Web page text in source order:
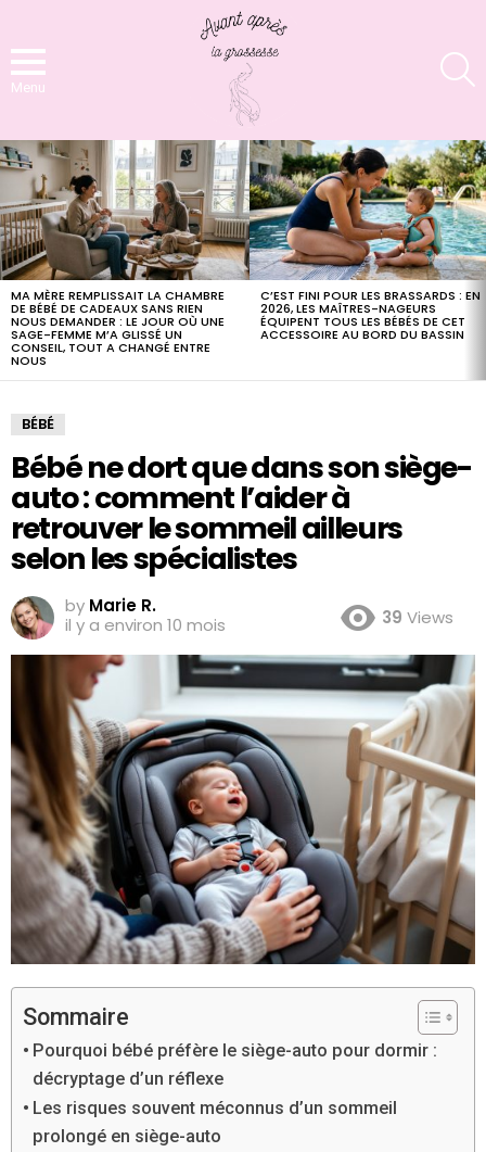
Menu
LATEST
STORIES
MA MÈRE REMPLISSAIT LA CHAMBRE
DE BÉBÉ DE CADEAUX SANS RIEN
NOUS DEMANDER : LE JOUR OÙ UNE
SAGE-FEMME M’A GLISSÉ UN
CONSEIL, TOUT A CHANGÉ ENTRE
NOUS
C’EST FINI POUR LES BRASSARDS : EN
2026, LES MAÎTRES-NAGEURS
ÉQUIPENT TOUS LES BÉBÉS DE CET
ACCESSOIRE AU BORD DU BASSIN
BÉBÉ
Bébé ne dort que dans son siège-
auto : comment l’aider à
retrouver le sommeil ailleurs
selon les spécialistes
by Marie R.
il y a environ 10 mois
39 Views
Sommaire
Pourquoi bébé préfère le siège-auto pour dormir :
décryptage d’un réflexe
Les risques souvent méconnus d’un sommeil
prolongé en siège-auto